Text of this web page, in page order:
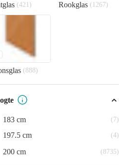
(421) Rookglas (1267)
(888)
183 cm (7)
197.5 cm (4)
200 cm (8735)